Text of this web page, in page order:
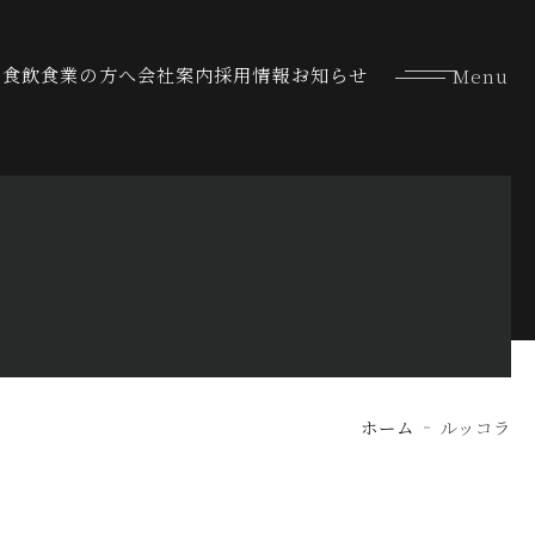
飲食業の方へ会社案内採用情報お知らせ
ホーム ルッコラ